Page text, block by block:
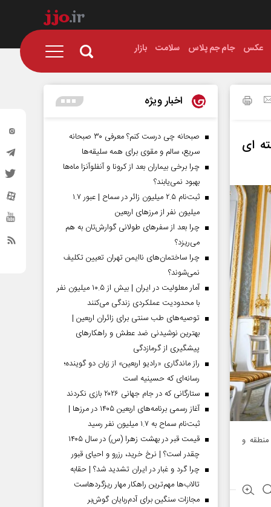
عکس جام جم پلاس سلامت بازار
ای
و
اخبار ویژه
صبحانه چی درست کنم؟ معرفی ۳۰ صبحانه
سریع، سالم و مقوی برای همه سلیقه‌ها
چرا برخی بیماران بعد از کرونا و آنفلوآنزا ماه‌ها
بهبود نمی‌یابند؟
ثبت‌نام ۲.۵ میلیون زائر در سماح | عبور ۱.۷
میلیون نفر از مرز‌های اربعین
چرا بعد از سفرهای طولانی گوارش‌تان به هم
می‌ریزد؟
چرا ساختمان‌های ناایمن تهران تعیین تکلیف
نمی‌شوند؟
آمار معلولیت در ایران | بیش از ۱۰.۵ میلیون نفر
با محدودیت عملکردی زندگی می‌کنند
توصیه‌های طب سنتی برای زائران اربعین |
بهترین نوشیدنی ضد عطش و راهکارهای
پیشگیری از گرمازدگی
راز ماندگاری «رادیو اربعین» از زبان دو گوینده؛
رسانه‌ای که حسینیه است
ستارگانی که در جام جهانی ۲۰۲۶ بازی نکردند
آغاز رسمی برنامه‌های اربعین ۱۴۰۵ در مرز‌ها |
ثبت‌نام سماح به ۱.۷ میلیون نفر رسید
قیمت قبر در بهشت زهرا (س) در سال ۱۴۰۵
چقدر است؟ | نرخ خرید، رزرو و احیای قبور
چرا گرد و غبار در ایران تشدید شد؟ | حقابه
تالاب‌ها مهم‌ترین راهکار مهار ریزگردهاست
مجازات سنگین برای آدم‌ربایان گوش‌بر